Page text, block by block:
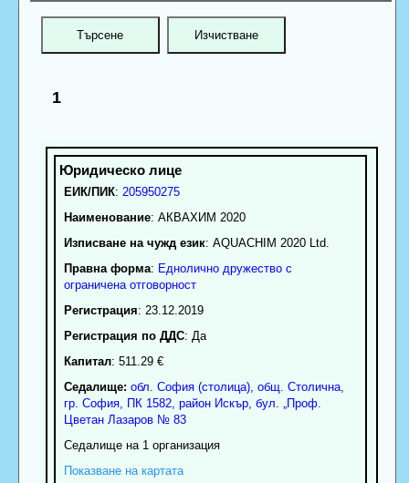
1
ЕИК/ПИК: 205950275
Наименование: АКВАХИМ 2020
Изписване на чужд език: AQUACHIM 2020 Ltd.
Правна форма: Еднолично дружество с
ограничена отговорност
Регистрация: 23.12.2019
Регистрация по ДДС: Да
Капитал: 511.29 €
Седалище: обл. София (столица), общ. Столична,
гр. София, ПК 1582, район Искър, бул. „Проф.
Цветан Лазаров № 83
Седалище на 1 организация
Показване на картата